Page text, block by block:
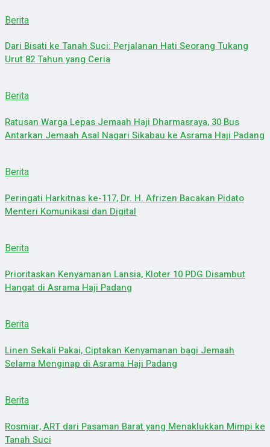
Berita
Dari Bisati ke Tanah Suci: Perjalanan Hati Seorang Tukang
Urut 82 Tahun yang Ceria
Berita
Ratusan Warga Lepas Jemaah Haji Dharmasraya, 30 Bus
Antarkan Jemaah Asal Nagari Sikabau ke Asrama Haji Padang
Berita
Peringati Harkitnas ke-117, Dr. H. Afrizen Bacakan Pidato
Menteri Komunikasi dan Digital
Berita
Prioritaskan Kenyamanan Lansia, Kloter 10 PDG Disambut
Hangat di Asrama Haji Padang
Berita
Linen Sekali Pakai, Ciptakan Kenyamanan bagi Jemaah
Selama Menginap di Asrama Haji Padang
Berita
Rosmiar, ART dari Pasaman Barat yang Menaklukkan Mimpi ke
Tanah Suci